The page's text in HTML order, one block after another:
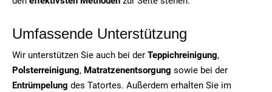
Umfassende Unterstützung
Wir unterstützen Sie auch bei der Teppichreinigung,
Polsterreinigung, Matratzenentsorgung sowie bei der
Entrümpelung des Tatortes. Außerdem erhalten Sie im